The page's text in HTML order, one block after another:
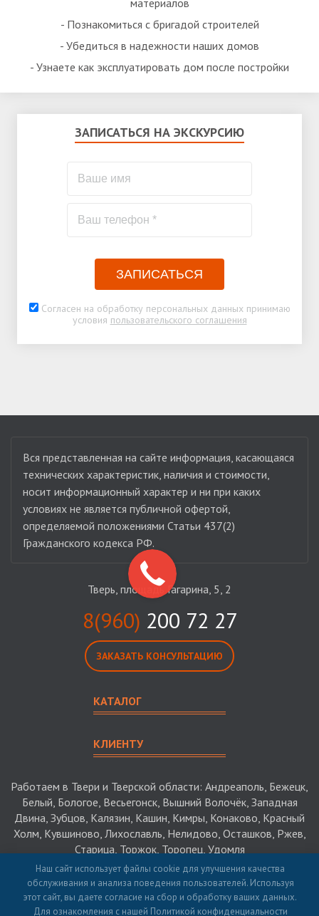
материалов
- Познакомиться с бригадой строителей
- Убедиться в надежности наших домов
- Узнаете как эксплуатировать дом после постройки
ЗАПИСАТЬСЯ НА ЭКСКУРСИЮ
ЗАПИСАТЬСЯ
Согласен на обработку персональных данных принимаю
условия пользовательского соглашения
Наш сайт использует файлы cookie для улучшения качества
обслуживания и анализа поведения пользователей. Используя
этот сайт, вы даете согласие на сбор и обработку ваших данных.
Для ознакомления с нашей Политикой конфиденциальности
Вся представленная на сайте информация, касающаяся
технических характеристик, наличия и стоимости,
носит информационный характер и ни при каких
условиях не является публичной офертой,
определяемой положениями Статьи 437(2)
Гражданского кодекса РФ.
Тверь, площадь Гагарина, 5, 2
8(960) 200 72 27
ЗАКАЗАТЬ КОНСУЛЬТАЦИЮ
КАТАЛОГ
КЛИЕНТУ
Работаем в Твери и Тверской области: Андреаполь, Бежецк,
Белый, Бологое, Весьегонск, Вышний Волочёк, Западная
Двина, Зубцов, Калязин, Кашин, Кимры, Конаково, Красный
Холм, Кувшиново, Лихославль, Нелидово, Осташков, Ржев,
Старица, Торжок, Торопец, Удомля
© 2026 Багров-Строй - строительство загородных домов в
Твери и Тверской области и РФ. ИНН 5313015325.